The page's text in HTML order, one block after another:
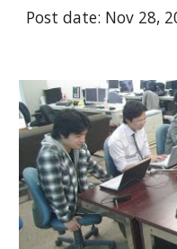
Post date: Nov 28,